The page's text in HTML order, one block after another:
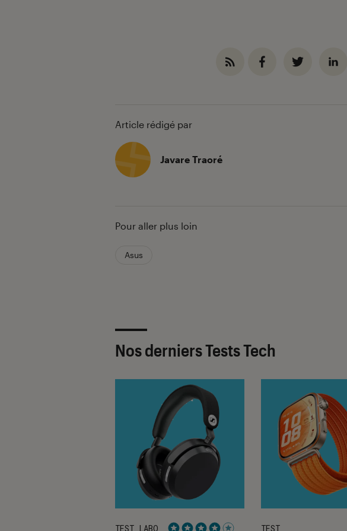
Article rédigé par
Javare Traoré
Pour aller plus loin
Asus
Nos derniers Tests Tech
TEST LABO TEST